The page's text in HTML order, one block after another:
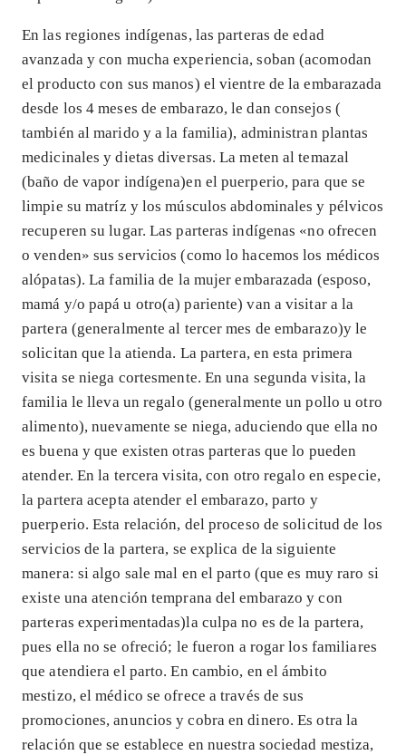
En las regiones indígenas, las parteras de edad
avanzada y con mucha experiencia, soban (acomodan
el producto con sus manos) el vientre de la embarazada
desde los 4 meses de embarazo, le dan consejos (
también al marido y a la familia), administran plantas
medicinales y dietas diversas. La meten al temazal
(baño de vapor indígena)en el puerperio, para que se
limpie su matríz y los músculos abdominales y pélvicos
recuperen su lugar. Las parteras indígenas «no ofrecen
o venden» sus servicios (como lo hacemos los médicos
alópatas). La familia de la mujer embarazada (esposo,
mamá y/o papá u otro(a) pariente) van a visitar a la
partera (generalmente al tercer mes de embarazo)y le
solicitan que la atienda. La partera, en esta primera
visita se niega cortesmente. En una segunda visita, la
familia le lleva un regalo (generalmente un pollo u otro
alimento), nuevamente se niega, aduciendo que ella no
es buena y que existen otras parteras que lo pueden
atender. En la tercera visita, con otro regalo en especie,
la partera acepta atender el embarazo, parto y
puerperio. Esta relación, del proceso de solicitud de los
servicios de la partera, se explica de la siguiente
manera: si algo sale mal en el parto (que es muy raro si
existe una atención temprana del embarazo y con
parteras experimentadas)la culpa no es de la partera,
pues ella no se ofreció; le fueron a rogar los familiares
que atendiera el parto. En cambio, en el ámbito
mestizo, el médico se ofrece a través de sus
promociones, anuncios y cobra en dinero. Es otra la
relación que se establece en nuestra sociedad mestiza,